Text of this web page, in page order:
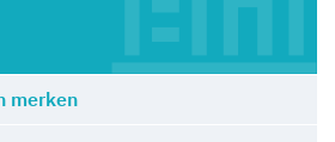
merken